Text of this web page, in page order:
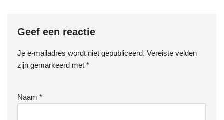
Geef een reactie
Je e-mailadres wordt niet gepubliceerd. Vereiste velden
zijn gemarkeerd met *
Naam *